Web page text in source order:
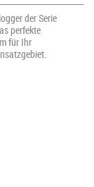
der Serie
perfekte
für Ihr